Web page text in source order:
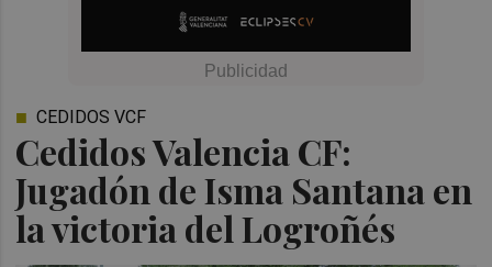
Cedidos Valencia CF:
Jugadón de Isma Santana en
la victoria del Logroñés
CEDIDOS VCF